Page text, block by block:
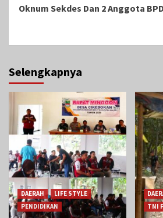
Oknum Sekdes Dan 2 Anggota
Selengkapnya
DAERAH
LIFE STYLE
PENDIDIKAN
TNI